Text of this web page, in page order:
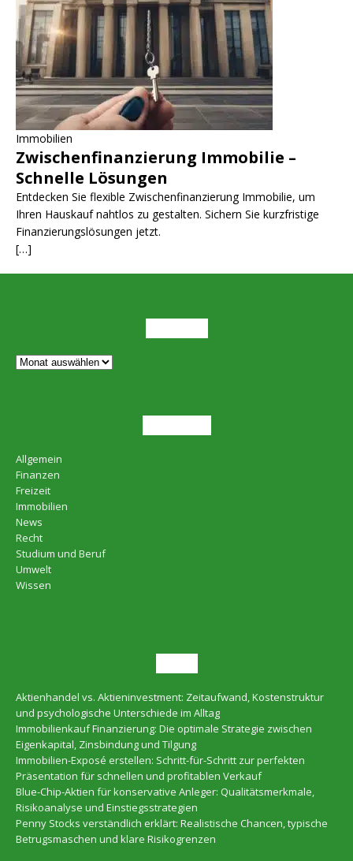
Immobilien
Zwischenfinanzierung Immobilie –
Schnelle Lösungen
Entdecken Sie flexible Zwischenfinanzierung Immobilie, um
Ihren Hauskauf nahtlos zu gestalten. Sichern Sie kurzfristige
Finanzierungslösungen jetzt.
[…]
Allgemein
Finanzen
Freizeit
Immobilien
News
Recht
Studium und Beruf
Umwelt
Wissen
Aktienhandel vs. Aktieninvestment: Zeitaufwand, Kostenstruktur
und psychologische Unterschiede im Alltag
Immobilienkauf Finanzierung: Die optimale Strategie zwischen
Eigenkapital, Zinsbindung und Tilgung
Immobilien-Exposé erstellen: Schritt-für-Schritt zur perfekten
Präsentation für schnellen und profitablen Verkauf
Blue-Chip-Aktien für konservative Anleger: Qualitätsmerkmale,
Risikoanalyse und Einstiegsstrategien
Penny Stocks verständlich erklärt: Realistische Chancen, typische
Betrugsmaschen und klare Risikogrenzen